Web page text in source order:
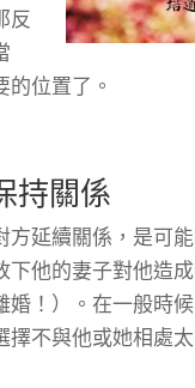
反
位置了。
持關係
延續關係，是可
他的妻子對他造
！）。在一般時
不與他或她相處太